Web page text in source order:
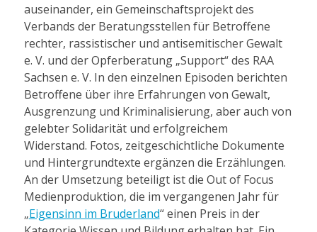
auseinander, ein Gemeinschaftsprojekt des
Verbands der Beratungsstellen für Betroffene
rechter, rassistischer und antisemitischer Gewalt
e. V. und der Opferberatung „Support“ des RAA
Sachsen e. V. In den einzelnen Episoden berichten
Betroffene über ihre Erfahrungen von Gewalt,
Ausgrenzung und Kriminalisierung, aber auch von
gelebter Solidarität und erfolgreichem
Widerstand. Fotos, zeitgeschichtliche Dokumente
und Hintergrundtexte ergänzen die Erzählungen.
An der Umsetzung beteiligt ist die Out of Focus
Medienproduktion, die im vergangenen Jahr für
„Eigensinn im Bruderland“ einen Preis in der